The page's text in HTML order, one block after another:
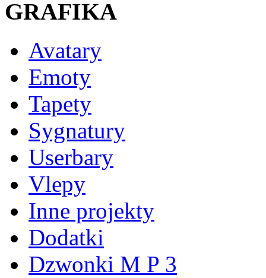
GRAFIKA
Avatary
Emoty
Tapety
Sygnatury
Userbary
Vlepy
Inne projekty
Dodatki
Dzwonki M P 3